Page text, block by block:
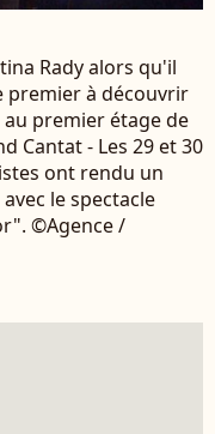
Rady alors qu'il
premier à découvrir
premier étage de
Cantat - Les 29 et 30
ont rendu un
le spectacle
©Agence /